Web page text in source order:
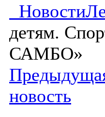
Новости
детям.
САМБО»
новость